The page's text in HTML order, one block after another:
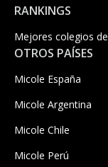
RANKINGS
Mejores colegios
OTROS PAÍSES
Micole España
Micole Argentina
Micole Chile
Micole Perú